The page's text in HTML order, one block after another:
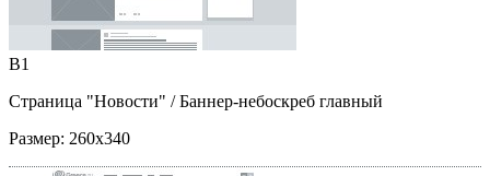
B1
Страница "Новости" / Баннер-небоскреб главный
Размер: 260x340